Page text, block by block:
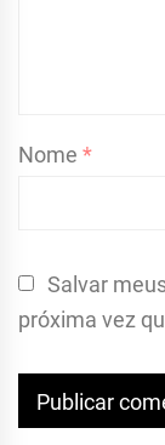
Nome *
Salvar
próxima vez